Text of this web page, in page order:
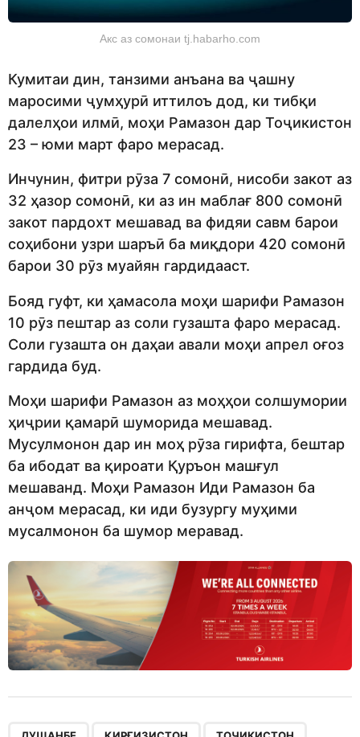
Акс аз сомонаи tj.habarho.com
Кумитаи дин, танзими анъана ва ҷашну
маросими ҷумҳурӣ иттилоъ дод, ки тибқи
далелҳои илмӣ, моҳи Рамазон дар Тоҷикистон
23 – юми март фаро мерасад.
Инчунин, фитри рӯза 7 сомонӣ, нисоби закот аз
32 ҳазор сомонӣ, ки аз ин маблағ 800 сомонӣ
закот пардохт мешавад ва фидяи савм барои
соҳибони узри шаръӣ ба миқдори 420 сомонӣ
барои 30 рӯз муайян гардидааст.
Бояд гуфт, ки ҳамасола моҳи шарифи Рамазон
10 рӯз пештар аз соли гузашта фаро мерасад.
Соли гузашта он даҳаи авали моҳи апрел оғоз
гардида буд.
Моҳи шарифи Рамазон аз моҳҳои солшумории
ҳиҷрии қамарӣ шуморида мешавад.
Мусулмонон дар ин моҳ рӯза гирифта, бештар
ба ибодат ва қироати Қуръон машғул
мешаванд. Моҳи Рамазон Иди Рамазон ба
анҷом мерасад, ки иди бузургу муҳими
мусалмонон ба шумор меравад.